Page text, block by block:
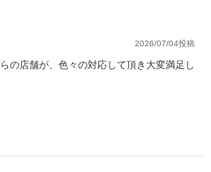
2026/07/04投稿
の店舗が、色々の対応して頂き大変満足し